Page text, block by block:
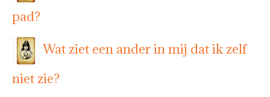
pad?
Wat ziet een ander in mij dat ik zelf
niet zie?